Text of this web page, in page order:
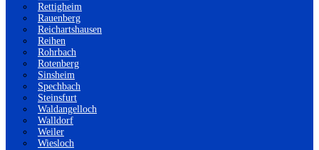
Rettigheim
Rauenberg
Reichartshausen
Reihen
Rohrbach
Rotenberg
Sinsheim
Spechbach
Steinsfurt
Waldangelloch
Walldorf
Weiler
Wiesloch